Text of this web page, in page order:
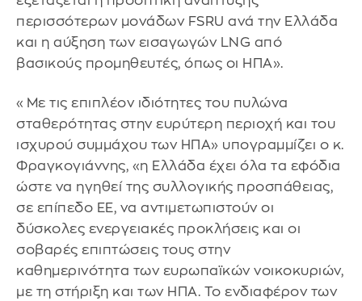
περισσότερων μονάδων FSRU ανά την Ελλάδα
και η αύξηση των εισαγωγών LNG από
βασικούς προμηθευτές, όπως οι ΗΠΑ».
«Με τις επιπλέον ιδιότητες του πυλώνα
σταθερότητας στην ευρύτερη περιοχή και του
ισχυρού συμμάχου των ΗΠΑ» υπογραμμίζει ο κ.
Φραγκογιάννης, «η Ελλάδα έχει όλα τα εφόδια
ώστε να ηγηθεί της συλλογικής προσπάθειας,
σε επίπεδο ΕΕ, να αντιμετωπιστούν οι
δύσκολες ενεργειακές προκλήσεις και οι
σοβαρές επιπτώσεις τους στην
καθημερινότητα των ευρωπαϊκών νοικοκυριών,
με τη στήριξη και των ΗΠΑ. Το ενδιαφέρον των